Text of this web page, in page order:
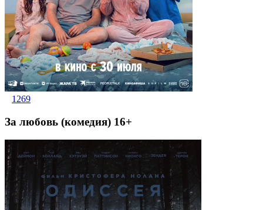
1269
За любовь (комедия) 16+